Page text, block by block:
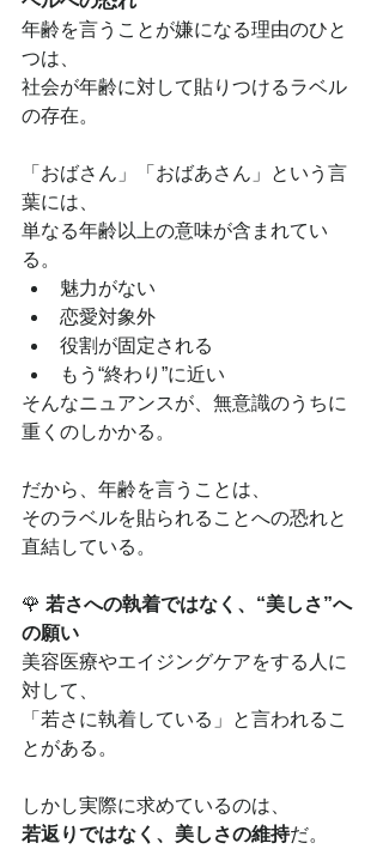
年齢を言うことが嫌になる理由のひと
つは、
社会が年齢に対して貼りつけるラベル
の存在。
「おばさん」「おばあさん」という言
葉には、
単なる年齢以上の意味が含まれてい
る。
魅力がない
恋愛対象外
役割が固定される
もう“終わり”に近い
そんなニュアンスが、無意識のうちに
重くのしかかる。
だから、年齢を言うことは、
そのラベルを貼られることへの恐れと
直結している。
🌹 若さへの執着ではなく、“美しさ”へ
の願い
美容医療やエイジングケアをする人に
対して、
「若さに執着している」と言われるこ
とがある。
しかし実際に求めているのは、
若返りではなく、美しさの維持だ。